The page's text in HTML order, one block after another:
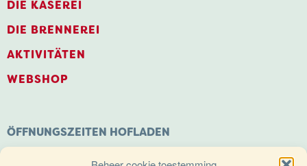
DIE KÄSEREI
DIE BRENNEREI
AKTIVITÄTEN
WEBSHOP
ÖFFNUNGSZEITEN HOFLADEN